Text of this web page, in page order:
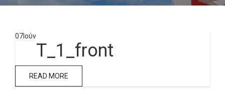
07Ιούν
T_1_front
READ MORE